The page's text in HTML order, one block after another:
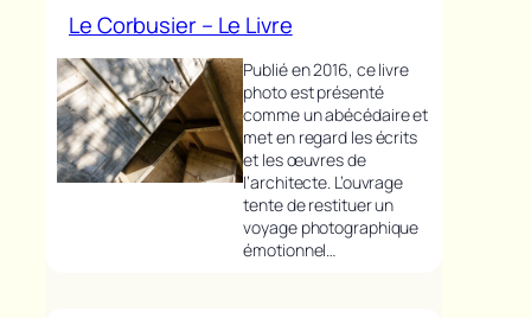
Le Corbusier – Le Livre
Publié en 2016, ce livre
photo est présenté
comme un abécédaire et
met en regard les écrits
et les œuvres de
l’architecte. L’ouvrage
tente de restituer un
voyage photographique
émotionnel…